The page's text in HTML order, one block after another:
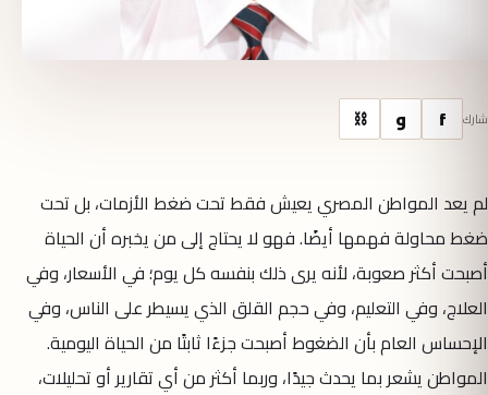
شارك f و ⛓
لم يعد المواطن المصري يعيش فقط تحت ضغط الأزمات، بل تحت
ضغط محاولة فهمها أيضًا. فهو لا يحتاج إلى من يخبره أن الحياة
أصبحت أكثر صعوبة، لأنه يرى ذلك بنفسه كل يوم؛ في الأسعار، وفي
العلاج، وفي التعليم، وفي حجم القلق الذي يسيطر على الناس، وفي
الإحساس العام بأن الضغوط أصبحت جزءًا ثابتًا من الحياة اليومية.
المواطن يشعر بما يحدث جيدًا، وربما أكثر من أي تقارير أو تحليلات،